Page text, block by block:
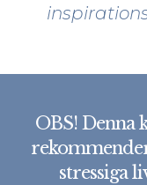
OBS! Denna
stressiga